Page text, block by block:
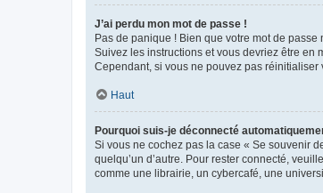
J’ai perdu mon mot de passe !
Pas de panique ! Bien que votre mot de
Suivez les instructions et vous devriez être en
Cependant, si vous ne pouvez pas réinitialiser
Haut
Pourquoi suis-je déconnecté
Si vous ne cochez pas la case « Se souvenir
quelqu’un d’autre. Pour rester connecté,
comme une librairie, un cybercafé, une